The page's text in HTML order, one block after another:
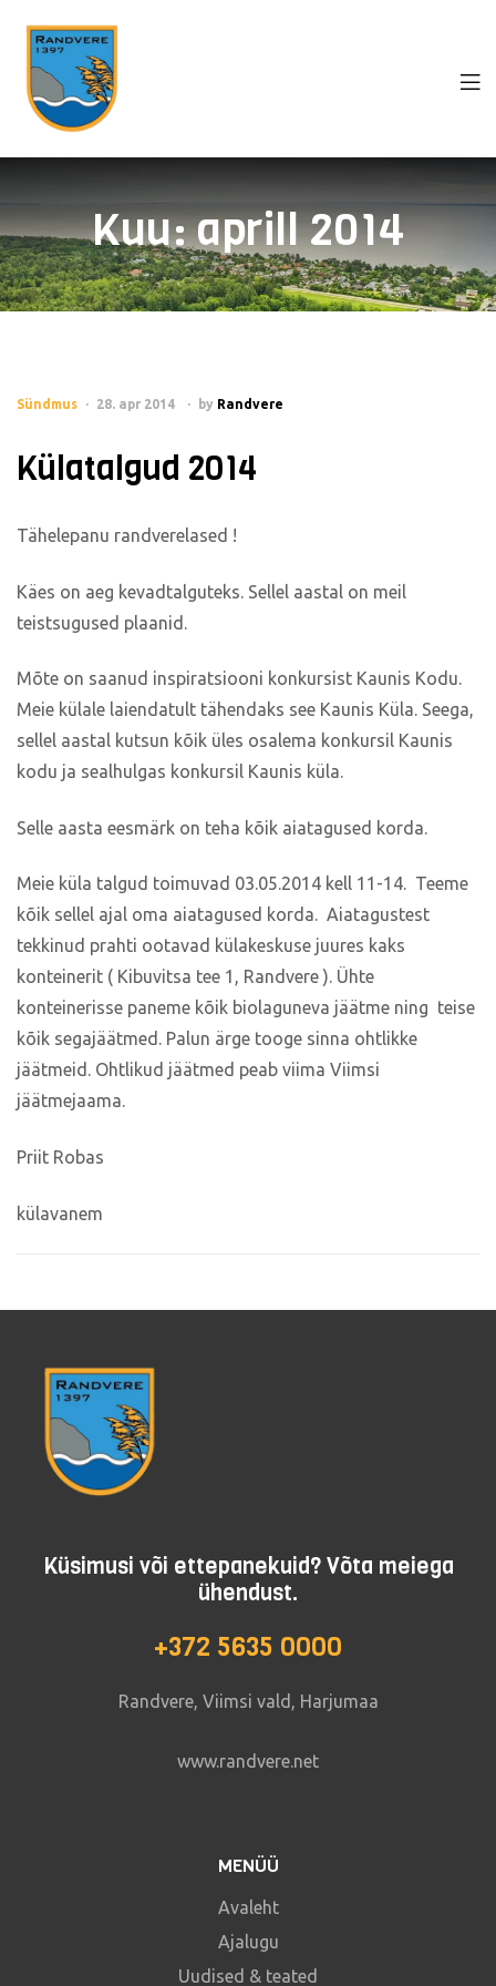
Kuu:aprill 2014
Sündmus 28. apr 2014 by Randvere
Külatalgud 2014
Tähelepanu randverelased !
Käes on aeg kevadtalguteks. Sellel aastal on meil
teistsugused plaanid.
Mõte on saanud inspiratsiooni konkursist Kaunis Kodu.
Meie külale laiendatult tähendaks see Kaunis Küla. Seega,
sellel aastal kutsun kõik üles osalema konkursil Kaunis
kodu ja sealhulgas konkursil Kaunis küla.
Selle aasta eesmärk on teha kõik aiatagused korda.
Meie küla talgud toimuvad 03.05.2014 kell 11-14. Teeme
kõik sellel ajal oma aiatagused korda. Aiatagustest
tekkinud prahti ootavad külakeskuse juures kaks
konteinerit ( Kibuvitsa tee 1, Randvere ). Ühte
konteinerisse paneme kõik biolaguneva jäätme ning teise
kõik segajäätmed. Palun ärge tooge sinna ohtlikke
jäätmeid. Ohtlikud jäätmed peab viima Viimsi
jäätmejaama.
Priit Robas
külavanem
Küsimusi või ettepanekuid? Võta meiega
ühendust.
+372 5635 0000
Randvere, Viimsi vald, Harjumaa
www.randvere.net
MENÜÜ
Avaleht
Ajalugu
Uudised & teated